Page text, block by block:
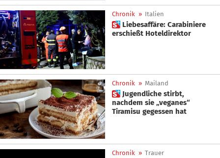
Chronik » Italien
 Liebesaffäre: Carabiniere
erschießt Hoteldirektor
Chronik » Mailand
 Jugendliche stirbt,
nachdem sie „veganes“
Tiramisu gegessen hat
Chronik » Trauer